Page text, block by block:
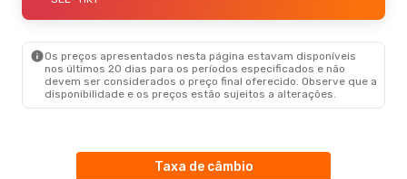
HKT- SEL
Os preços apresentados nesta página estavam disponíveis
nos últimos 20 dias para os períodos especificados e não
devem ser considerados o preço final oferecido. Observe que a
disponibilidade e os preços estão sujeitos a alterações.
Taxa de câmbio